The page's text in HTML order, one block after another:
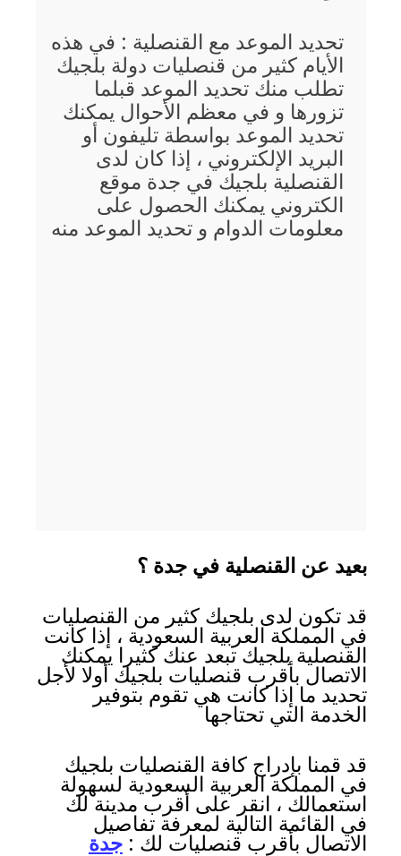
تحديد الموعد مع القنصلية : في هذه
الأيام كثير من قنصليات دولة بلجيك
تطلب منك تحديد الموعد قبلما
تزورها و في معظم الأحوال يمكنك
تحديد الموعد بواسطة تليفون أو
البريد الإلكتروني ، إذا كان لدى
القنصلية بلجيك في جدة موقع
الكتروني يمكنك الحصول على
معلومات الدوام و تحديد الموعد منه
بعيد عن القنصلية في جدة ؟
قد تكون لدى بلجيك كثير من القنصليات
في المملكة العربية السعودية ، إذا كانت
القنصلية بلجيك تبعد عنك كثيرا يمكنك
الاتصال بأقرب قنصليات بلجيك أولا لأجل
تحديد ما إذا كانت هي تقوم بتوفير
الخدمة التي تحتاجها
قد قمنا بإدراج كافة القنصليات بلجيك
في المملكة العربية السعودية لسهولة
استعمالك ، انقر على أقرب مدينة لك
في القائمة التالية لمعرفة تفاصيل
الاتصال بأقرب قنصليات لك :جدة